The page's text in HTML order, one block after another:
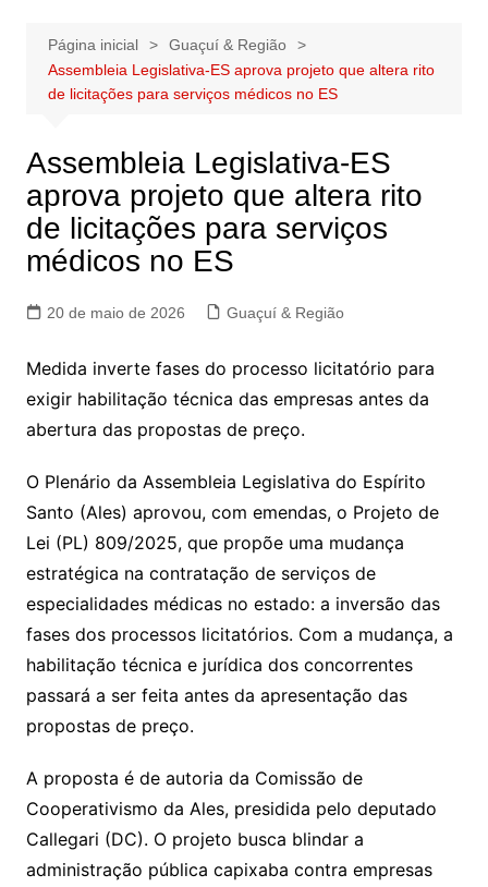
Página inicial
Guaçuí & Região
Assembleia Legislativa-ES aprova projeto que altera rito
de licitações para serviços médicos no ES
Assembleia Legislativa-ES
aprova projeto que altera rito
de licitações para serviços
médicos no ES
20 de maio de 2026 Guaçuí & Região
Medida inverte fases do processo licitatório para
exigir habilitação técnica das empresas antes da
abertura das propostas de preço.
O Plenário da Assembleia Legislativa do Espírito
Santo (Ales) aprovou, com emendas, o Projeto de
Lei (PL) 809/2025, que propõe uma mudança
estratégica na contratação de serviços de
especialidades médicas no estado: a inversão das
fases dos processos licitatórios. Com a mudança, a
habilitação técnica e jurídica dos concorrentes
passará a ser feita antes da apresentação das
propostas de preço.
A proposta é de autoria da Comissão de
Cooperativismo da Ales, presidida pelo deputado
Callegari (DC). O projeto busca blindar a
administração pública capixaba contra empresas